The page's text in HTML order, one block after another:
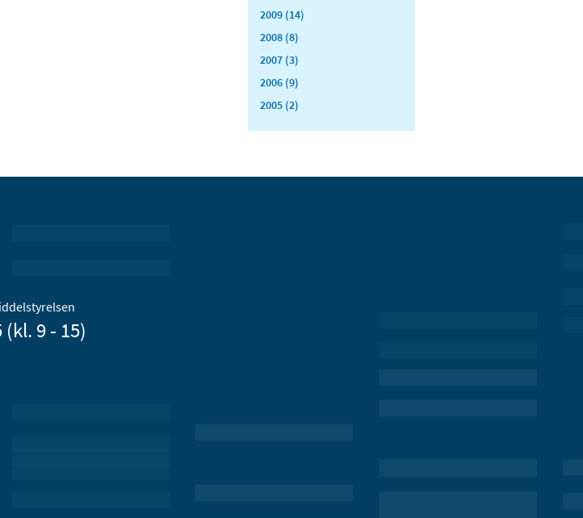
2009 (14)
2008 (8)
2007 (3)
2006 (9)
2005 (2)
(kl. 9 - 15)